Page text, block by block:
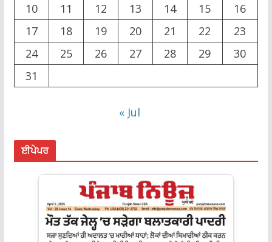
10
11 12 13 14 15
16
17
18 19 20 21 22
23
24
25 26 27 28 29
30
31
« Jul
ਈਪੇਪਰ